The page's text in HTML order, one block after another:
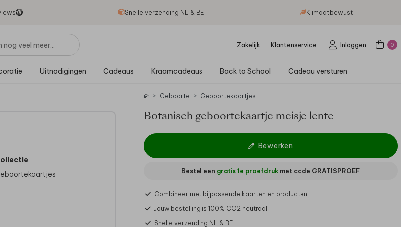
Snelle verzending NL & BE Klimaatbewust
Zakelijk Klantenservice Inloggen 0
Uitnodigingen Cadeaus Kraamcadeaus Back to School Cadeau versturen
Geboorte Geboortekaartjes
Botanisch geboortekaartje meisje lente
Bewerken
Bestel een gratis 1e proefdruk met code GRATISPROEF
Combineer met bijpassende kaarten en producten
Jouw bestelling is 100% CO2 neutraal
Snelle verzending NL & BE